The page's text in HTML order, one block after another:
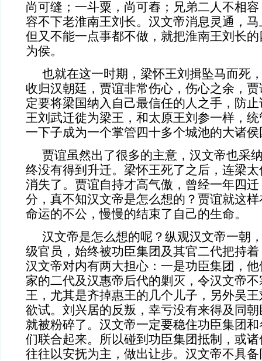
尚可缝；一斗粟，尚可舂；兄弟二人不相
容不下老淮南王刘长。汉文帝消息灵通，
但又不能一点事都不做，就把淮南王刘长
为侯。
也就在这一时期，梁怀王刘揖坠马而死
收归汉朝廷，贾谊非常伤心，伤心之余，
定要将梁国纳入自己最信任的人之手，防
王刘武迁徙为梁王，和太原王刘参一样，
一下子成为一个掌管四十多个城池的大诸
贾谊虽然出了很多的主意，汉文帝也采
终没有得到升迁。梁怀王死了之后，连梁
消失了。贾谊自持才高气傲，曾经一年四
分，真不知汉文帝是怎么想的？贾谊就这
命运的不公，慢慢的结束了自己的生命。
汉文帝是怎么想的呢？纵观汉文帝一朝
级官员，始终被功臣集团及其官二代把持
汉文帝对内有两大担心：一是功臣集团，
家的二代及汉惠帝后代的剿灭，令汉文帝
王，尤其是齐掉惠王的几个儿子，另外吴
欲试。刘兴居的反叛，幸亏没有来得及同
就被粉碎了。汉文帝一定要稳住功臣集团
们联合起来。所以碰到功臣集团抵制，或
往往以安抚为主，做出让步。汉文帝不具